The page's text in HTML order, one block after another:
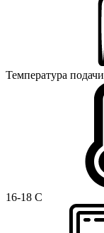
Температура подачи
16-18 C